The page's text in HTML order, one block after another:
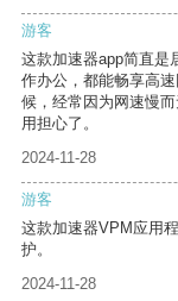
游客
这款加速器app简直是
作办公，都能畅享高
候，经常因为网速慢
用担心了。
2024-11-28
游客
这款加速器VPM应用
护。
2024-11-28